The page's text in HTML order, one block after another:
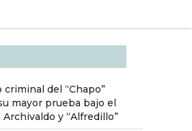
criminal del “Chapo”
mayor prueba bajo el
Archivaldo y “Alfredillo”